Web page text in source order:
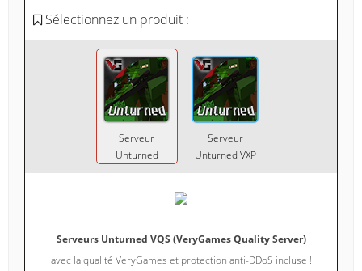
Sélectionnez un produit :
Serveur
Unturned
Serveur
Unturned VXP
Serveurs Unturned VQS (VeryGames Quality Server)
avec la qualité VeryGames et protection anti-DDoS incluse !